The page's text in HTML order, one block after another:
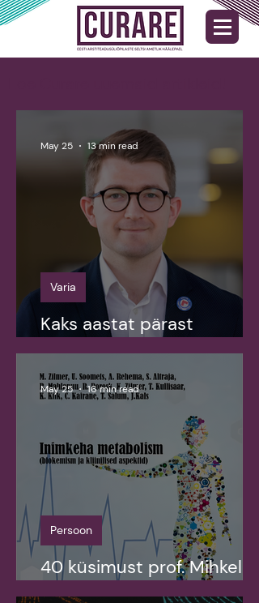
Kaks aastat pärast
lahkumisintervjuud
Varia
May 25 13 min read
40 küsimust prof. Mihkel
Zilmeriga
Persoon
May 25 16 min read